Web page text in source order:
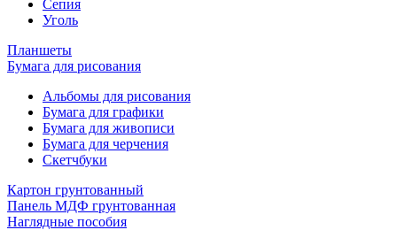
Сепия
Уголь
Планшеты
Бумага для рисования
Альбомы для рисования
Бумага для графики
Бумага для живописи
Бумага для черчения
Скетчбуки
Картон грунтованный
Панель МДФ грунтованная
Наглядные пособия